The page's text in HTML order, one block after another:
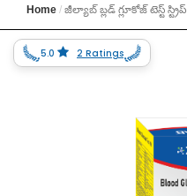
Home జీల్యాబ్ బ్లడ్ గ్లూకోజ్ టెస్ట్ స్ట్రిప్
5.0 2 Ratings